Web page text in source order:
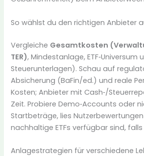
So wählst du den richtigen Anbieter
Vergleiche Gesamtkosten
TER), Mindestanlage, ETF‑Universum
Steuerunterlagen). Schau auf
Absicherung (BaFin/ed.) und reale
Kosten; Anbieter mit Cash‑/
Zeit. Probiere Demo‑Accounts oder
Startbeträge, lies
nachhaltige ETFs verfügbar sind, falls
Anlagestrategien für verschiedene